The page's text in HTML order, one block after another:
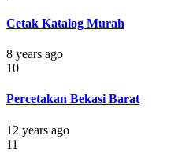
Cetak Katalog Murah
8 years ago
10
Percetakan Bekasi Barat
12 years ago
11